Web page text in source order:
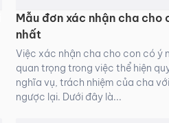
Mẫu đơn xác nhận cha cho
nhất
Việc xác nhận cha cho con có ý
quan trọng trong việc thể hiện
nghĩa vụ, trách nhiệm của cha
ngược lại. Dưới đây là...